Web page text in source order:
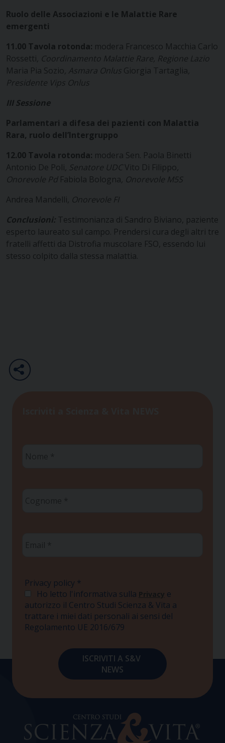
Ruolo delle Associazioni e le Malattie Rare
emergenti
11.00 Tavola rotonda: modera Francesco Macchia Carlo
Rossetti , Coordinamento Malattie Rare, Regione Lazio
Maria Pia Sozio , Asmara Onlus Giorgia Tartaglia
Presidente Vips Onlus
III Sessione
Parlamentari a difesa dei pazienti con Malattia
Rara, ruolo dell’Intergruppo
12.00 Tavola rotonda: modera Sen. Paola Binetti
Antonio De Poli , Senatore UDCVito Di Filippo
Onorevole Pd Fabiola Bologna , Onorevole M5S
Andrea Mandelli , Onorevole FI
Conclusioni: Testimonianza di Sandro Biviano, paziente
esperto laureato sul campo. Prendersi cura degli altri tre
fratelli affetti da Distrofia muscolare FSO, essendo lui
stesso colpito dalla stessa malattia.
Privacy policy *
Ho letto l'informativa sulla Privacy e
autorizzo il Centro Studi Scienza & Vita a
trattare i miei dati personali ai sensi del
Regolamento UE 2016/679